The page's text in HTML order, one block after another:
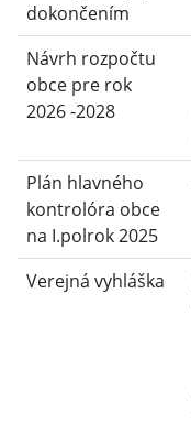
dokončením
Návrh rozpočtu
obce pre rok
2026 -2028
Plán hlavného
kontrolóra obce
na I.polrok 2025
Verejná vyhláška